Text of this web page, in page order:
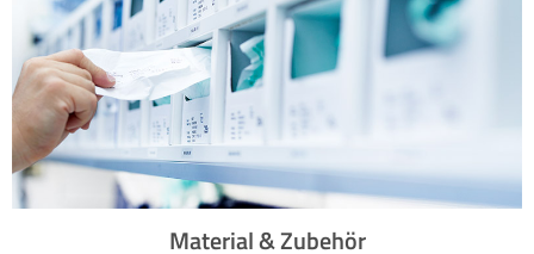
Material & Zubehör